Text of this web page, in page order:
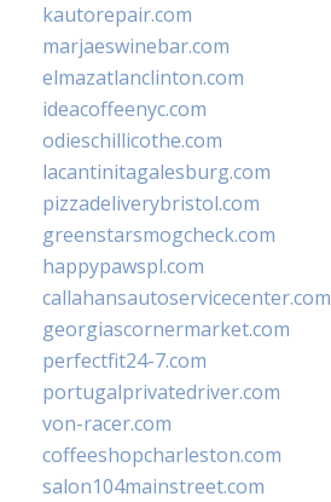
kautorepair.com
marjaeswinebar.com
elmazatlanclinton.com
ideacoffeenyc.com
odieschillicothe.com
lacantinitagalesburg.com
pizzadeliverybristol.com
greenstarsmogcheck.com
happypawspl.com
callahansautoservicecenter.com
georgiascornermarket.com
perfectfit24-7.com
portugalprivatedriver.com
von-racer.com
coffeeshopcharleston.com
salon104mainstreet.com